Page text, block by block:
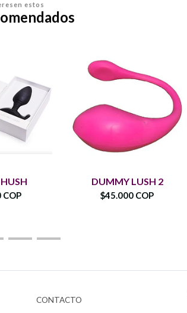
estos
DUMMY LUSH 2
$45.000 COP
CONTACTO